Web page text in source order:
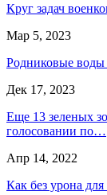
Круг задач
Мар 5, 2023
Родниковые воды
Дек 17, 2023
Еще 13 зеленых
голосовании по…
Апр 14, 2022
Как без урона